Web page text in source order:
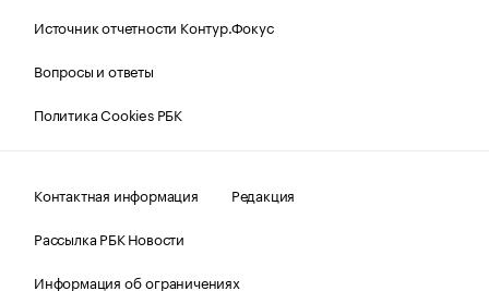
Источник отчетности Контур.Фокус
Вопросы и ответы
Политика Cookies РБК
Контактная информация
Редакция
Рассылка РБК Новости
Информация об ограничениях